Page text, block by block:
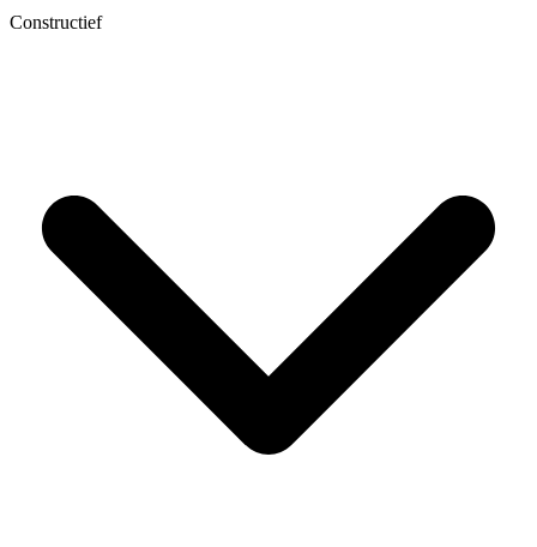
Constructief